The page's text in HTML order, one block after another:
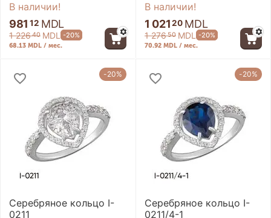
В наличии!
981 12 MDL
1 22640 MDL -20%
68.13 MDL / мес.
В наличии!
1 021 20 MDL
1 27650 MDL -20%
70.92 MDL / мес.
-20%
Серебряное кольцо I-
0211
-20%
Серебряное кольцо I-
0211/4-1